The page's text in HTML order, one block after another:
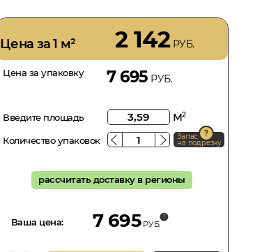
Цена за 1 м² 2 142РУБ.
Цена за упаковку 7 695 РУБ.
Введите площадь м2
Количество упаковок Запас
на подрезку
рассчитать доставку в регионы
Ваша цена: 7 695 РУБ.